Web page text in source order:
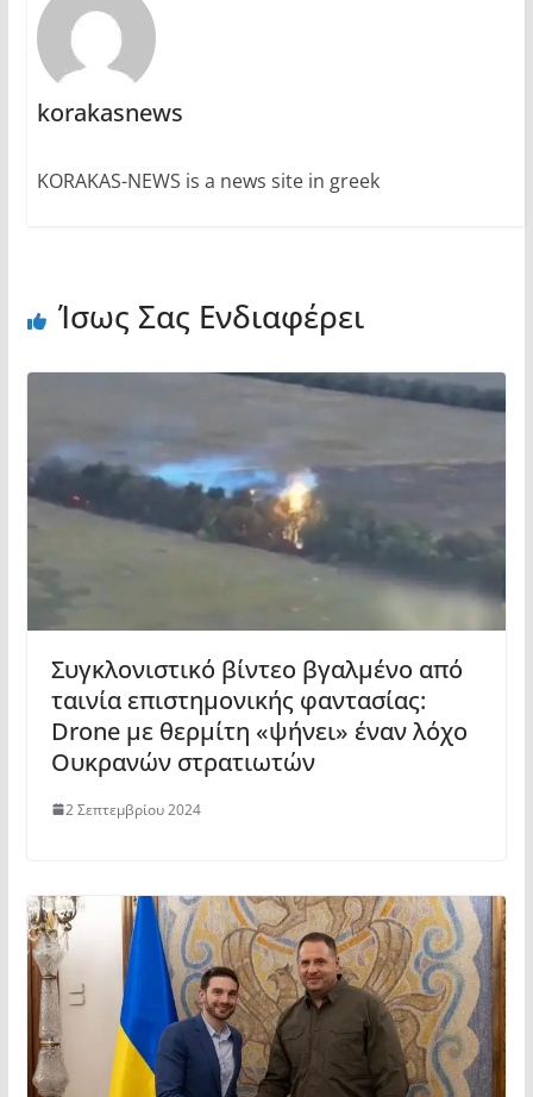
korakasnews
KORAKAS-NEWS is a news site in greek
Ίσως Σας Ενδιαφέρει
Συγκλονιστικό βίντεο βγαλμένο από
ταινία επιστημονικής φαντασίας:
Drone με θερμίτη «ψήνει» έναν λόχο
Ουκρανών στρατιωτών
2 Σεπτεμβρίου 2024